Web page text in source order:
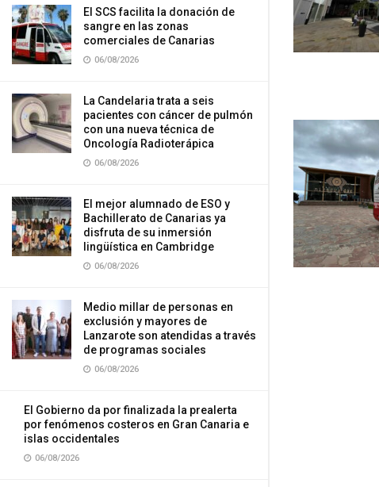
El SCS facilita la donación de
sangre en las zonas
comerciales de Canarias
06/08/2026
La Candelaria trata a seis
pacientes con cáncer de pulmón
con una nueva técnica de
Oncología Radioterápica
06/08/2026
El mejor alumnado de ESO y
Bachillerato de Canarias ya
disfruta de su inmersión
lingüística en Cambridge
06/08/2026
Medio millar de personas en
exclusión y mayores de
Lanzarote son atendidas a través
de programas sociales
06/08/2026
El Gobierno da por finalizada la prealerta
por fenómenos costeros en Gran Canaria e
islas occidentales
06/08/2026